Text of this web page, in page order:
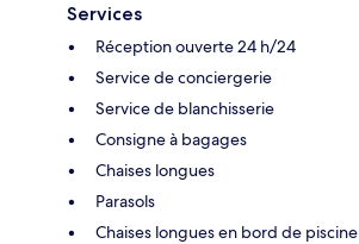
Services
Réception ouverte 24 h/24
Service de conciergerie
Service de blanchisserie
Consigne à bagages
Chaises longues
Parasols
Chaises longues en bord de piscine